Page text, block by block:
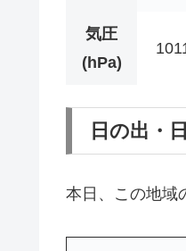
気圧
(hPa)
日の出・
本日、この地域